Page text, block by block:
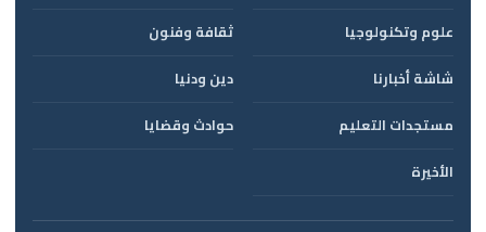
علوم وتكنولوجيا
ثقافة وفنون
شاشة أخبارنا
دين ودنيا
مستجدات التعليم
حوادث وقضايا
الأخيرة